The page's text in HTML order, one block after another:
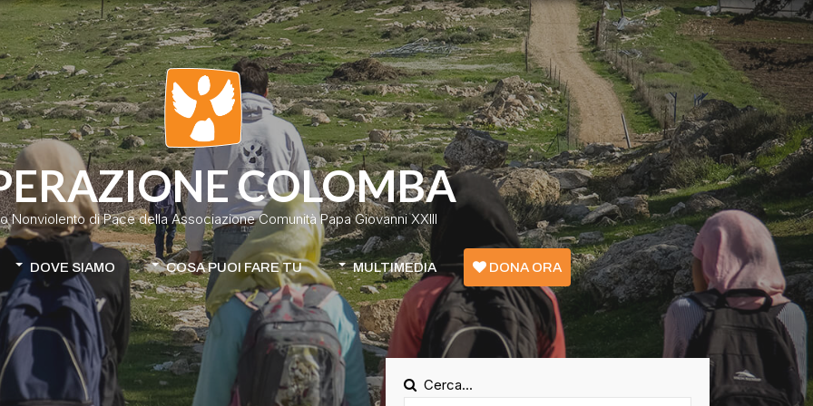
COLOMBA
Nonviolento di Pace della Associazione Comunità Papa Giovanni XXIII
DOVE SIAMO
Colombia
Cile-Mapuche
Emergenza Confini - Grecia
COSA PUOI FARE TU
Donazione classica
Donazione continuativa
Apri la tua raccolta fondi
MULTIMEDIA DONA ORA
Cerca...